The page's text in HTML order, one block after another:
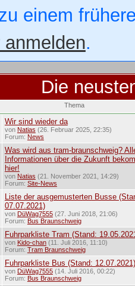
einem
anmelden.
Die
Thema
Wir sind wieder da
von Natias (26. Februar 2025, 22:35)
Forum: News
Was wird aus tram-braunschweig?
Informationen über die Zukunft
hier!
von Natias (21. November 2021, 14:29)
Forum: Site-News
Liste der ausgemusterten Busse
07.07.2021)
von DüWag7555(27. Juni 2018, 21:06)
Forum: Bus Braunschweig
Fuhrparkliste Tram (Stand:
von Kido-chan(11. Juli 2016, 11:10)
Forum: Tram Braunschweig
Fuhrparkliste Bus (Stand: 12.07.2021)
von DüWag7555(14. Juli 2016, 00:22)
Forum: Bus Braunschweig